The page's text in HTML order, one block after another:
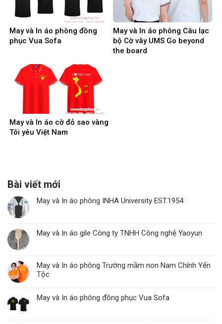
May và In áo phông đồng
phục Vua Sofa
May và In áo phông Câu lạc
bộ Cờ vây UMS Go beyond
the board
May và In áo cờ đỏ sao vàng
Tôi yêu Việt Nam
Bài viết mới
May và In áo phông INHA University EST.1954
May và In áo gile Công ty TNHH Công nghệ Yaoyun
May và In áo phông Trường mầm non Nam Chính Yến
Tộc
May và In áo phông đồng phục Vua Sofa